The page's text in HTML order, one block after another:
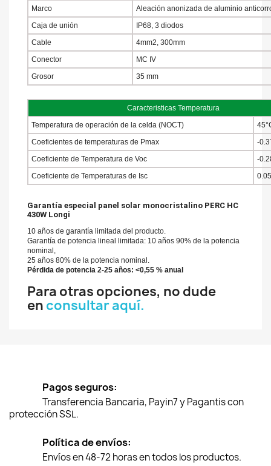
Marco
Aleación anonizada de aluminio
Caja de unión
IP68, 3 diodos
Cable
4mm2, 300mm
Conector
MC IV
Grosor
35 mm
Caracteristicas Temperatura
Temperatura de operación de la celda (NOCT)
Coeficientes de temperaturas de Pmax
-
Coeficiente de Temperatura de Voc
-
Coeficiente de Temperaturas de Isc
Garantía especial panel solar monocristalino PERC HC
430W Longi
10 años de garantía limitada del producto.
Garantía de potencia lineal limitada: 10 años 90% de la potencia
nominal,
25 años 80% de la potencia nominal.
Pérdida de potencia 2-25 años: <0,55 % anual
Para otras opciones, no dude
en consultar aquí.
Pagos seguros:
Transferencia Bancaria, Payin7 y Pagantis con
protección SSL.
Política de envíos:
Envíos en 48-72 horas en todos los productos.